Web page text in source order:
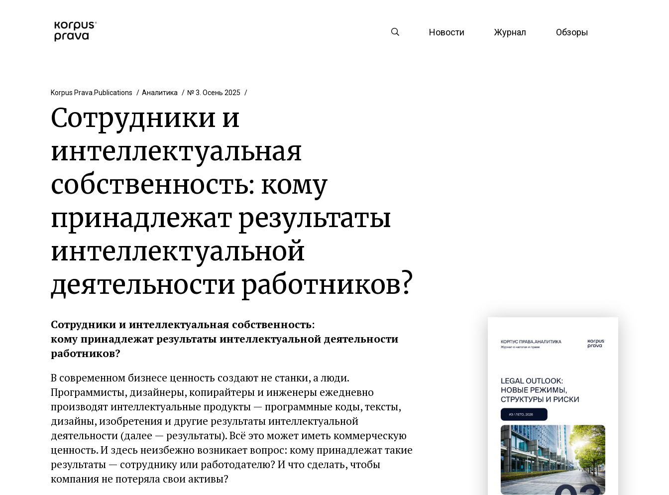
Новости Журнал Обзоры
Korpus Prava.Publications Аналитика № 3. Осень 2025
Сотрудники и
интеллектуальная
собственность: кому
принадлежат результаты
интеллектуальной
деятельности работников?
Сотрудники и интеллектуальная собственность:
кому принадлежат результаты интеллектуальной деятельности
работников?
В современном бизнесе ценность создают не станки, а люди.
Программисты, дизайнеры, копирайтеры и инженеры ежедневно
производят интеллектуальные продукты — программные коды, тексты,
дизайны, изобретения и другие результаты интеллектуальной
деятельности (далее — результаты). Всё это может иметь коммерческую
ценность. И здесь неизбежно возникает вопрос: кому принадлежат такие
результаты — сотруднику или работодателю? И что сделать, чтобы
компания не потеряла свои активы?